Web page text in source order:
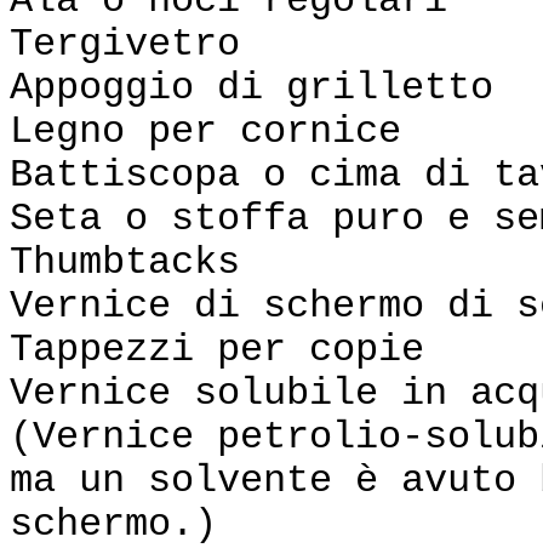
Tergivetro
Appoggio di grilletto
Legno per cornice
Battiscopa o cima di
Seta o stoffa puro e
Thumbtacks
Vernice di schermo di
Tappezzi per copie
Vernice solubile in
(Vernice petrolio-
ma un solvente è
schermo.)